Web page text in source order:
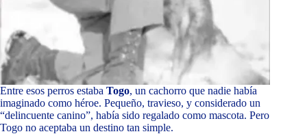
Entre esos perros estaba Togo, un cachorro que nadie había
imaginado como héroe. Pequeño, travieso, y considerado un
“delincuente canino”, había sido regalado como mascota. Pero
Togo no aceptaba un destino tan simple.